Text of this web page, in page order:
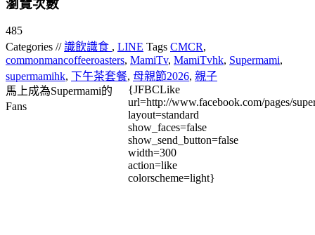
瀏覽次數
485
Categories //識飲識食 , LINE Tags CMCR,
commonmancoffeeroasters, MamiTv, MamiTvhk, Supermami,
supermamihk, 下午茶套餐, 母親節2026, 親子
馬上成為Supermami的
Fans
{JFBCLike
url=http://www.facebook.com/pages/
layout=standard
show_faces=false
show_send_button=false
width=300
action=like
colorscheme=light}